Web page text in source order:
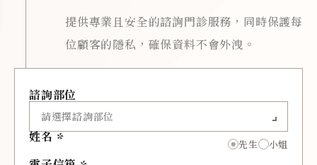
提供專業且安全的諮詢門診服務，同時保護每
位顧客的隱私，確保資料不會外洩。
諮詢部位
姓名 先生 小姐